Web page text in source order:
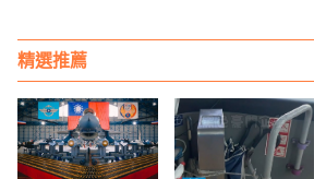
精選推薦